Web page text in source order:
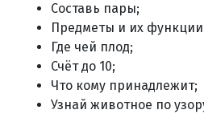
Составь пары;
Предметы и их
Где чей плод;
Счёт до 10;
Что кому принадлежит;
Узнай животное по